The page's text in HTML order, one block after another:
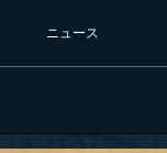
ニュース